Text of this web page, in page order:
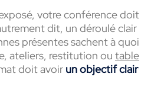
votre conférence doit
dit, un déroulé clair
présentes sachent à quoi
ateliers, restitution ou table
doit avoir un objectif clair